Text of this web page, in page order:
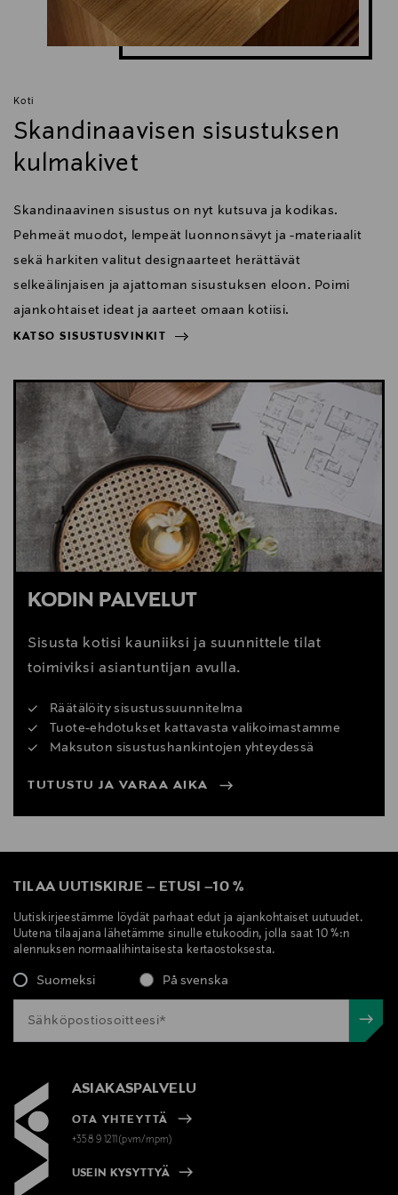
Koti
Skandinaavisen sisustuksen
kulmakivet
Skandinaavinen sisustus on nyt kutsuva ja kodikas.
Pehmeät muodot, lempeät luonnonsävyt ja -materiaalit
sekä harkiten valitut designaarteet herättävät
selkeälinjaisen ja ajattoman sisustuksen eloon. Poimi
ajankohtaiset ideat ja aarteet omaan kotiisi.
KATSO SISUSTUSVINKIT
KATSO SISUSTUSVINKIT
KODIN PALVELUT
Sisusta kotisi kauniiksi ja suunnittele tilat
toimiviksi asiantuntijan avulla.
Räätälöity sisustussuunnitelma
Tuote-ehdotukset kattavasta valikoimastamme
Maksuton sisustushankintojen yhteydessä
TUTUSTU JA VARAA AIKA
TILAA UUTISKIRJE – ETUSI –10 %
Uutiskirjeestämme löydät parhaat edut ja ajankohtaiset uutuudet.
Uutena tilaajana lähetämme sinulle etukoodin, jolla saat 10 %:n
alennuksen normaalihintaisesta kertaostoksesta.
Suomeksi På svenska
ASIAKASPALVELU
OTA YHTEYTTÄ
+358 9 1211(pvm/mpm)
USEIN KYSYTTYÄ